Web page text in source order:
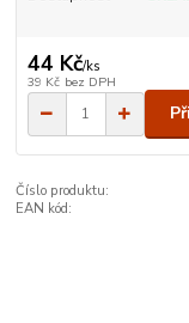
44 Kč/ks
39 Kč bez DPH
Číslo produktu:
EAN kód: